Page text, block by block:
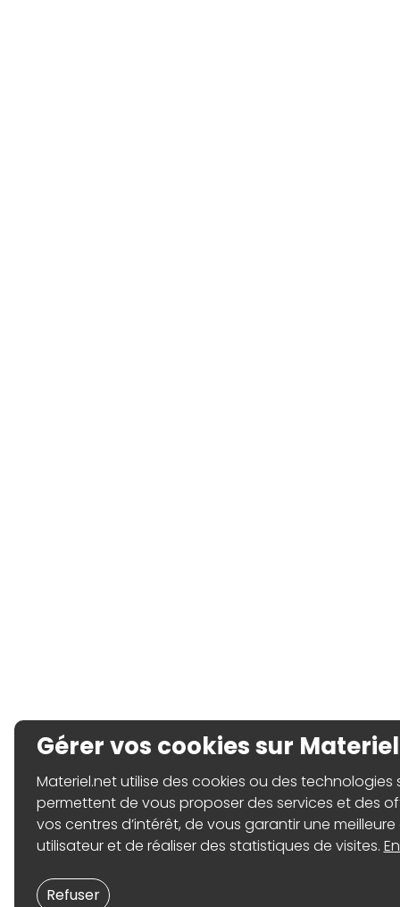
Gérer vos cookies sur
Materiel.net utilise des cookies ou des technologies
permettent de vous proposer des services et des
vos centres d’intérêt, de vous garantir une
utilisateur et de réaliser des statistiques de visites.
Refuser